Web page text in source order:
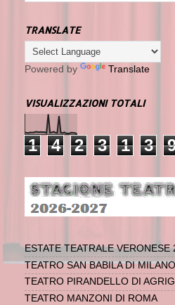
TRANSLATE
Powered by Translate
VISUALIZZAZIONI TOTALI
1 4 2 3 1 3
ESTATE TEATRALE VERONESE
TEATRO SAN BABILA DI MILANO
TEATRO PIRANDELLO DI
TEATRO MANZONI DI ROMA